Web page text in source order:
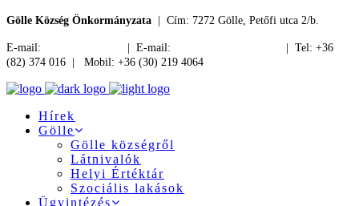
Gölle Község Önkormányzata | Cím: 7272 Gölle, Petőfi utca 2/b.
E-mail: | E-mail:
| Tel: +36
(82) 374 016 | Mobil: +36 (30) 219 4064
Hírek
Gölle
Gölle községről
Látnivalók
Helyi Értéktár
Szociális lakások
Ügyintézés